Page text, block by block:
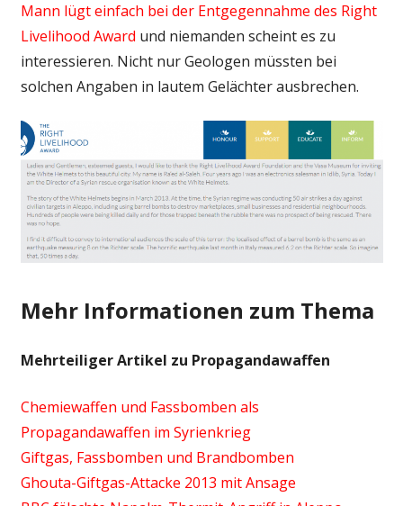
Mann lügt einfach bei der Entgegennahme des Right
Livelihood Award und niemanden scheint es zu
interessieren. Nicht nur Geologen müssten bei
solchen Angaben in lautem Gelächter ausbrechen.
Mehr Informationen zum Thema
Mehrteiliger Artikel zu Propagandawaffen
Chemiewaffen und Fassbomben als
Propagandawaffen im Syrienkrieg
Giftgas, Fassbomben und Brandbomben
Ghouta-Giftgas-Attacke 2013 mit Ansage